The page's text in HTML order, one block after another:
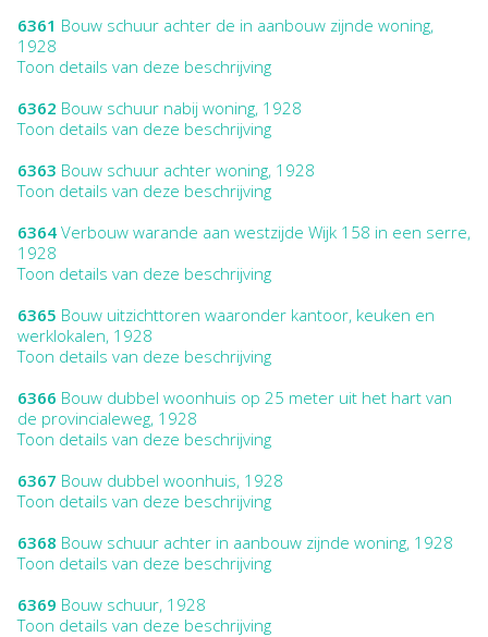
6361 Bouw schuur achter de in aanbouw zijnde woning,
1928
Toon details van deze beschrijving
6362 Bouw schuur nabij woning, 1928
Toon details van deze beschrijving
6363 Bouw schuur achter woning, 1928
Toon details van deze beschrijving
6364 Verbouw warande aan westzijde Wijk 158 in een serre,
1928
Toon details van deze beschrijving
6365 Bouw uitzichttoren waaronder kantoor, keuken en
werklokalen, 1928
Toon details van deze beschrijving
6366 Bouw dubbel woonhuis op 25 meter uit het hart van
de provincialeweg, 1928
Toon details van deze beschrijving
6367 Bouw dubbel woonhuis, 1928
Toon details van deze beschrijving
6368 Bouw schuur achter in aanbouw zijnde woning, 1928
Toon details van deze beschrijving
6369 Bouw schuur, 1928
Toon details van deze beschrijving